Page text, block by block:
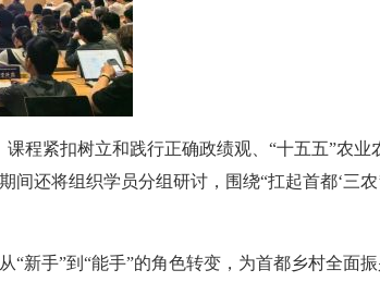
紧扣树立和践行正确政绩观、“十五五”农业
还将组织学员分组研讨，围绕“扛起首都‘三农
手”到“能手”的角色转变，为首都乡村全面